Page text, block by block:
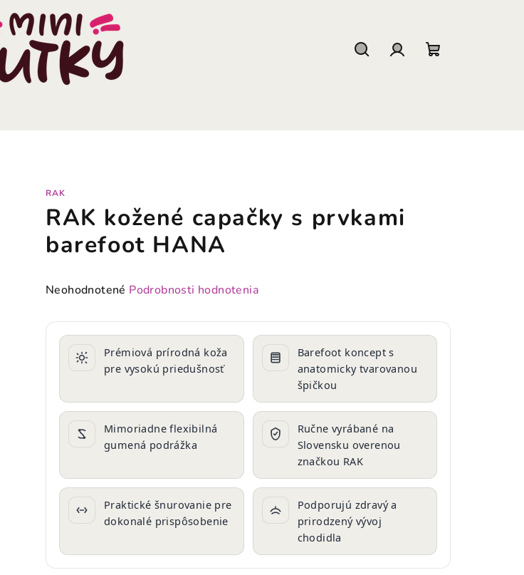
RAK
RAK kožené capačky s prvkami
barefoot HANA
Priemerné
produktu
hviezdičiek.
Neohodnotené Podrobnosti hodnotenia
Prémiová prírodná koža
pre vysokú priedušnosť
Barefoot koncept s
anatomicky tvarovanou
špičkou
Mimoriadne flexibilná
gumená podrážka
Ručne vyrábané na
Slovensku overenou
značkou RAK
Praktické šnurovanie pre
dokonalé prispôsobenie
Podporujú zdravý a
prirodzený vývoj
chodidla